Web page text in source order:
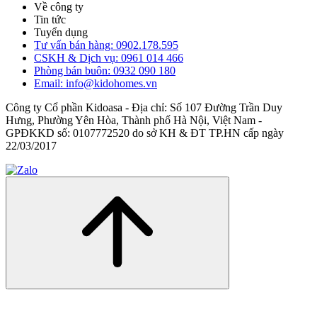
Về công ty
Tin tức
Tuyển dụng
Tư vấn bán hàng: 0902.178.595
CSKH & Dịch vụ: 0961 014 466
Phòng bán buôn: 0932 090 180
Email: info@kidohomes.vn
Công ty Cổ phần Kidoasa - Địa chỉ: Số 107 Đường Trần Duy
Hưng, Phường Yên Hòa, Thành phố Hà Nội, Việt Nam -
GPĐKKD số: 0107772520 do sở KH & ĐT TP.HN cấp ngày
22/03/2017